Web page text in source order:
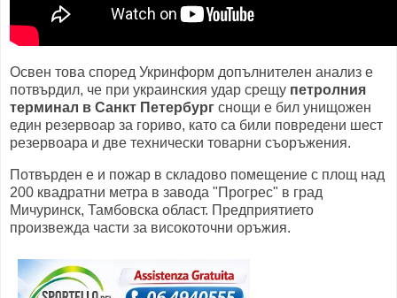
Освен това според Укринформ допълнителен анализ е
потвърдил, че при украинския удар срещу петролния
терминал в Санкт Петербург снощи е бил унищожен
един резервоар за гориво, като са били повредени шест
резервоара и две технически товарни съоръжения.
Потвърден е и пожар в складово помещение с площ над
200 квадратни метра в завода "Прогрес" в град
Мичуринск, Тамбовска област. Предприятието
произвежда части за високоточни оръжия.